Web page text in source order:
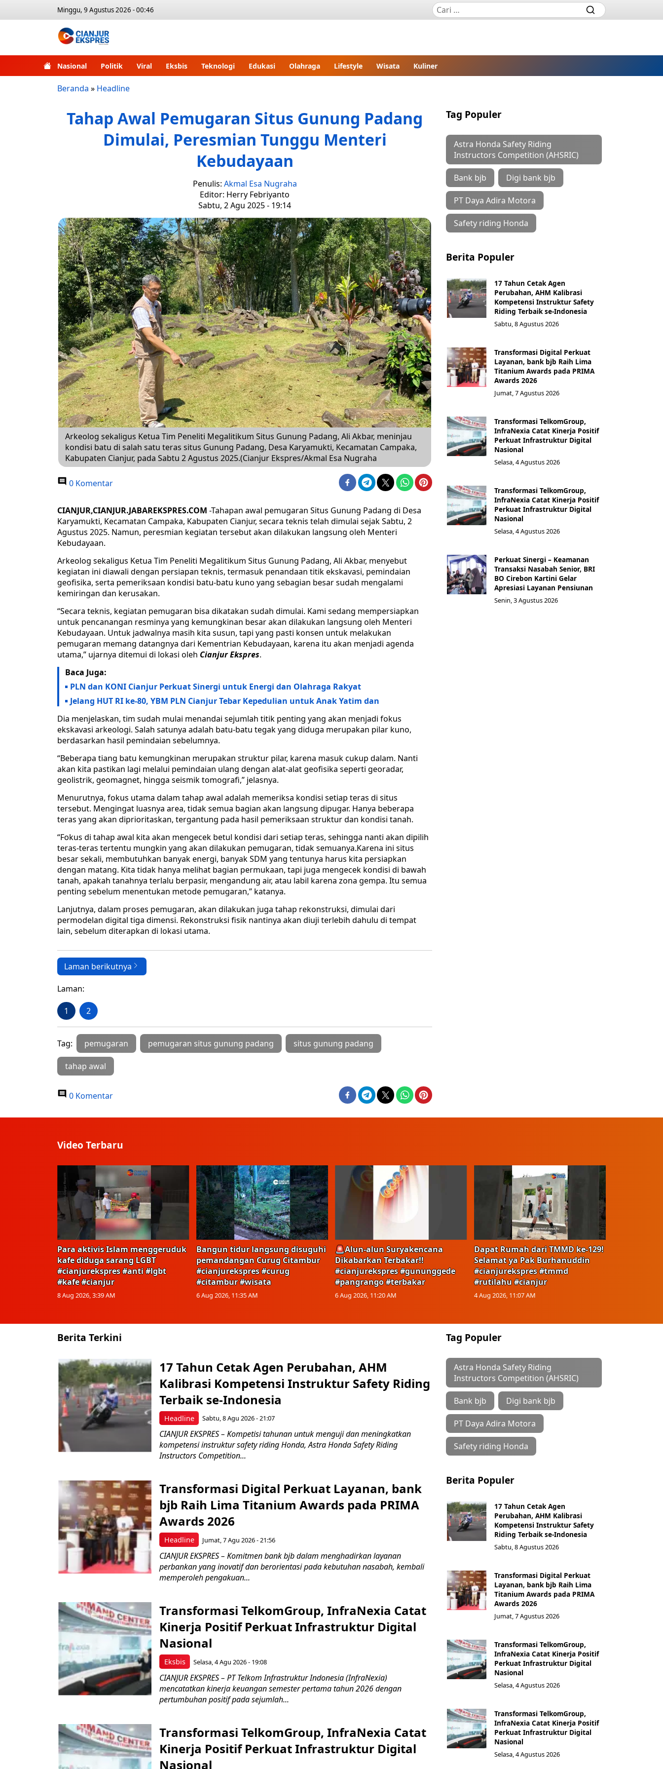
Minggu, 9 Agustus 2026 - 00:46
Nasional Politik Viral Eksbis Teknologi Edukasi Olahraga Lifestyle Wisata Kuliner
Beranda » Headline
Tahap Awal Pemugaran Situs Gunung Padang
Dimulai, Peresmian Tunggu Menteri
Kebudayaan
Penulis: Akmal Esa Nugraha
Editor: Herry Febriyanto
Sabtu, 2 Agu 2025 - 19:14
Arkeolog sekaligus Ketua Tim Peneliti Megalitikum Situs Gunung Padang, Ali Akbar, meninjau
kondisi batu di salah satu teras situs Gunung Padang, Desa Karyamukti, Kecamatan Campaka,
Kabupaten Cianjur, pada Sabtu 2 Agustus 2025.(Cianjur Ekspres/Akmal Esa Nugraha
0 Komentar
CIANJUR,CIANJUR.JABAREKSPRES.COM -Tahapan awal pemugaran Situs Gunung Padang di Desa
Karyamukti, Kecamatan Campaka, Kabupaten Cianjur, secara teknis telah dimulai sejak Sabtu, 2
Agustus 2025. Namun, peresmian kegiatan tersebut akan dilakukan langsung oleh Menteri
Kebudayaan.
Arkeolog sekaligus Ketua Tim Peneliti Megalitikum Situs Gunung Padang, Ali Akbar, menyebut
kegiatan ini diawali dengan persiapan teknis, termasuk penandaan titik ekskavasi, pemindaian
geofisika, serta pemeriksaan kondisi batu-batu kuno yang sebagian besar sudah mengalami
kemiringan dan kerusakan.
“Secara teknis, kegiatan pemugaran bisa dikatakan sudah dimulai. Kami sedang mempersiapkan
untuk pencanangan resminya yang kemungkinan besar akan dilakukan langsung oleh Menteri
Kebudayaan. Untuk jadwalnya masih kita susun, tapi yang pasti konsen untuk melakukan
pemugaran memang datangnya dari Kementrian Kebudayaan, karena itu akan menjadi agenda
utama,” ujarnya ditemui di lokasi oleh Cianjur Ekspres.
Baca Juga:
PLN dan KONI Cianjur Perkuat Sinergi untuk Energi dan Olahraga Rakyat
Jelang HUT RI ke-80, YBM PLN Cianjur Tebar Kepedulian untuk Anak Yatim dan
Dia menjelaskan, tim sudah mulai menandai sejumlah titik penting yang akan menjadi fokus
ekskavasi arkeologi. Salah satunya adalah batu-batu tegak yang diduga merupakan pilar kuno,
berdasarkan hasil pemindaian sebelumnya.
“Beberapa tiang batu kemungkinan merupakan struktur pilar, karena masuk cukup dalam. Nanti
akan kita pastikan lagi melalui pemindaian ulang dengan alat-alat geofisika seperti georadar,
geolistrik, geomagnet, hingga seismik tomografi,” jelasnya.
Menurutnya, fokus utama dalam tahap awal adalah memeriksa kondisi setiap teras di situs
tersebut. Mengingat luasnya area, tidak semua bagian akan langsung dipugar. Hanya beberapa
teras yang akan diprioritaskan, tergantung pada hasil pemeriksaan struktur dan kondisi tanah.
“Fokus di tahap awal kita akan mengecek betul kondisi dari setiap teras, sehingga nanti akan dipilih
teras-teras tertentu mungkin yang akan dilakukan pemugaran, tidak semuanya.Karena ini situs
besar sekali, membutuhkan banyak energi, banyak SDM yang tentunya harus kita persiapkan
dengan matang. Kita tidak hanya melihat bagian permukaan, tapi juga mengecek kondisi di bawah
tanah, apakah tanahnya terlalu berpasir, mengandung air, atau labil karena zona gempa. Itu semua
penting sebelum menentukan metode pemugaran,” katanya.
Lanjutnya, dalam proses pemugaran, akan dilakukan juga tahap rekonstruksi, dimulai dari
permodelan digital tiga dimensi. Rekonstruksi fisik nantinya akan diuji terlebih dahulu di tempat
lain, sebelum diterapkan di lokasi utama.
Laman berikutnya
Laman:
1 2
Tag: pemugaran pemugaran situs gunung padang situs gunung padang
tahap awal
0 Komentar
Tag Populer
Astra Honda Safety Riding
Instructors Competition (AHSRIC)
Bank bjb Digi bank bjb
PT Daya Adira Motora
Safety riding Honda
Berita Populer
17 Tahun Cetak Agen
Perubahan, AHM Kalibrasi
Kompetensi Instruktur Safety
Riding Terbaik se-Indonesia
Sabtu, 8 Agustus 2026
Transformasi Digital Perkuat
Layanan, bank bjb Raih Lima
Titanium Awards pada PRIMA
Awards 2026
Jumat, 7 Agustus 2026
Transformasi TelkomGroup,
InfraNexia Catat Kinerja Positif
Perkuat Infrastruktur Digital
Nasional
Selasa, 4 Agustus 2026
Transformasi TelkomGroup,
InfraNexia Catat Kinerja Positif
Perkuat Infrastruktur Digital
Nasional
Selasa, 4 Agustus 2026
Perkuat Sinergi – Keamanan
Transaksi Nasabah Senior, BRI
BO Cirebon Kartini Gelar
Apresiasi Layanan Pensiunan
Senin, 3 Agustus 2026
Video Terbaru
Para aktivis Islam menggeruduk
kafe diduga sarang LGBT
#cianjurekspres #anti #lgbt
#kafe #cianjur
8 Aug 2026, 3:39 AM
Bangun tidur langsung disuguhi
pemandangan Curug Citambur
#cianjurekspres #curug
#citambur #wisata
6 Aug 2026, 11:35 AM
🚨Alun-alun Suryakencana
Dikabarkan Terbakar!!
#cianjurekspres #gununggede
#pangrango #terbakar
6 Aug 2026, 11:20 AM
Dapat Rumah dari TMMD ke-129!
Selamat ya Pak Burhanuddin
#cianjurekspres #tmmd
#rutilahu #cianjur
4 Aug 2026, 11:07 AM
Berita Terkini
Headline
17 Tahun Cetak Agen Perubahan, AHM
Kalibrasi Kompetensi Instruktur Safety Riding
Terbaik se-Indonesia
Sabtu, 8 Agu 2026 - 21:07
CIANJUR EKSPRES – Kompetisi tahunan untuk menguji dan meningkatkan
kompetensi instruktur safety riding Honda, Astra Honda Safety Riding
Instructors Competition...
Headline
Transformasi Digital Perkuat Layanan, bank
bjb Raih Lima Titanium Awards pada PRIMA
Awards 2026
Jumat, 7 Agu 2026 - 21:56
CIANJUR EKSPRES – Komitmen bank bjb dalam menghadirkan layanan
perbankan yang inovatif dan berorientasi pada kebutuhan nasabah, kembali
memperoleh pengakuan...
Eksbis
Transformasi TelkomGroup, InfraNexia Catat
Kinerja Positif Perkuat Infrastruktur Digital
Nasional
Selasa, 4 Agu 2026 - 19:08
CIANJUR EKSPRES – PT Telkom Infrastruktur Indonesia (InfraNexia)
mencatatkan kinerja keuangan semester pertama tahun 2026 dengan
pertumbuhan positif pada sejumlah...
Transformasi TelkomGroup, InfraNexia Catat
Kinerja Positif Perkuat Infrastruktur Digital
Nasional
Tag Populer
Astra Honda Safety Riding
Instructors Competition (AHSRIC)
Bank bjb Digi bank bjb
PT Daya Adira Motora
Safety riding Honda
Berita Populer
17 Tahun Cetak Agen
Perubahan, AHM Kalibrasi
Kompetensi Instruktur Safety
Riding Terbaik se-Indonesia
Sabtu, 8 Agustus 2026
Transformasi Digital Perkuat
Layanan, bank bjb Raih Lima
Titanium Awards pada PRIMA
Awards 2026
Jumat, 7 Agustus 2026
Transformasi TelkomGroup,
InfraNexia Catat Kinerja Positif
Perkuat Infrastruktur Digital
Nasional
Selasa, 4 Agustus 2026
Transformasi TelkomGroup,
InfraNexia Catat Kinerja Positif
Perkuat Infrastruktur Digital
Nasional
Selasa, 4 Agustus 2026